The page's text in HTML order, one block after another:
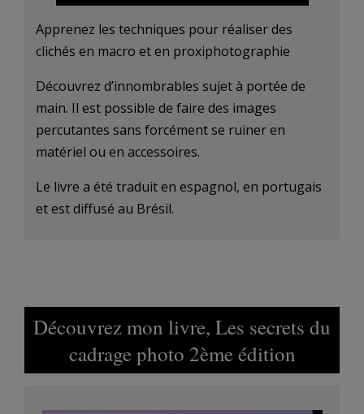
Apprenez les techniques pour réaliser des
clichés en macro et en proxiphotographie
Découvrez d’innombrables sujet à portée de
main. Il est possible de faire des images
percutantes sans forcément se ruiner en
matériel ou en accessoires.
Le livre a été traduit en espagnol, en portugais
et est diffusé au Brésil.
Découvrez mon livre, Les secrets du
cadrage photo 2ème édition